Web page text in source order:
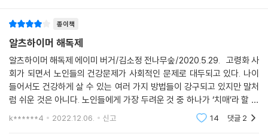
곧바로 강도 높게, 아니면 점진적으로
저탄수화물 식이요법을 하면 안 되는 사람이 있을까
저탄수화물 ‘플루’ 조심하기!
21장 _ 소화기관을 건강하게!
쓸개를 제거한 사람이라면
위산 촉진 보조제와 소화효소 보조제에 관한 조언
뇌는 언제든지 다시 좋아질 준비가 되어 있으니,
당신이 할 수 있는 일을 먼저 시작하자!
“인지능력을 두고 벌이는 전투에서 우리는 무기력한 사람들이 아니다.
분명 우리가 할 수 있는 일이 있다! 아니, 할 수 있는 일이 많다. 희망을 가져
도 된다!” - 「에필로그」 중에서
현재의 의료 발전 상태에서 알츠하이머와 치매 진단을 받았다는 사실은 사
『알츠하이머 해독제』에서 에이미 버거는 알츠하이머의 병리적 측면을 정
머 환자가 사용하는 뇌의 연료 공급원이 케톤으로 바뀌어 인지능력이 향상
되고 삶의 질이 높아질 수 있음을 제대로 설명해준다. 알츠하이머를 앓고
있는 환자의 가족들과 간병인들은 제대로 진행한 연구 결과들을 기록해놓
종이책
알츠하이머 해독제
알츠하이머 해독제 에이미 버거/김소정 전나무숲/2020.5.29. 고령화 사
회가 되면서 노인들의 건강문제가 사회적인 문제로 대두되고 있다. 나이
들어서도 건강하게 살 수 있는 여러 가지 방법들이 강구되고 있지만 말처
럼 쉬운 것은 아니다. 노인들에게 가장 두려운 것 중 하나가 ‘치매’라 할 수
있는데 그 중에 ‘알츠하이머’에 대한 이해와 예방을 위한 책이 ＜알츠하이
k******4 2022.12.06. 신고 14 댓글 2